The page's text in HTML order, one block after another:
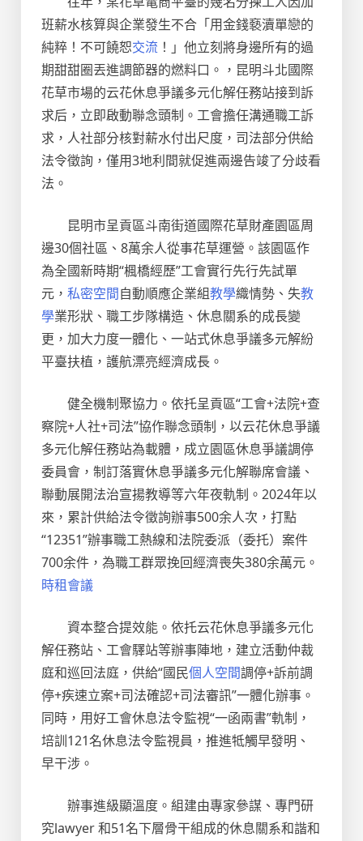
班薪水核算與企業發生不合「用金錢褻瀆單戀的
純粹！不可饒恕交流 ！」他立刻將身邊所有的過
期甜甜圈丟進調節器的燃料口。，昆明斗北國際
花草市場的云花休息爭議多元化解任務站接到訴
求后，立即啟動聯念頭制。工會擔任溝通職工訴
求，人社部分核對薪水付出尺度，司法部分供給
法令徵詢，僅用3地利間就促進兩邊告竣了分歧看
法。
昆明市呈貢區斗南街道國際花草財產園區周
邊30個社區、8萬余人從事花草運營。該園區作
為全國新時期“楓橋經歷”工會實行先行先試單
元， 私密空間自動順應企業組教學織情勢、失教
學業形狀、職工步隊構造、休息關系的成長變
更，加大力度一體化、一站式休息爭議多元解紛
平臺扶植，護航漂亮經濟成長。
健全機制聚協力。依托呈貢區“工會+法院+查
察院+人社+司法”協作聯念頭制，以云花休息爭議
多元化解任務站為載體，成立園區休息爭議調停
委員會，制訂落實休息爭議多元化解聯席會議、
聯動展開法治宣揚教導等六年夜軌制。2024年以
來，累計供給法令徵詢辦事500余人次，打點
“12351”辦事職工熱線和法院委派（委托）案件
700余件，為職工群眾挽回經濟喪失380余萬元。
時租會議
資本整合提效能。依托云花休息爭議多元化
解任務站、工會驛站等辦事陣地，建立活動仲裁
庭和巡回法庭，供給“國民個人空間調停+訴前調
停+疾速立案+司法確認+司法審訊”一體化辦事。
同時，用好工會休息法令監視“一函兩書”軌制，
培訓121名休息法令監視員，推進牴觸早發明、
早干涉。
辦事進級顯溫度。組建由專家參謀、專門研
究lawyer 和51名下層骨干組成的休息關系和諧和